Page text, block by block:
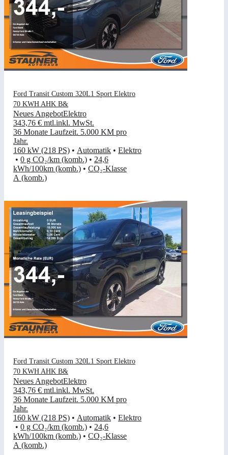
Ford Transit Custom 320L1 Sport Elektro
70 KWH AHK B&
Neues AngebotElektro
343,76 € mtl.inkl. MwSt.
36 Monate Laufzeit. 5.000 KM pro
Jahr.
160 kW (218 PS) • Automatik • Elektro
• 0 g CO₂/km (komb.) • 24,6
kWh/100km (komb.) • CO₂-Klasse
A (komb.)
Ford Transit Custom 320L1 Sport Elektro
70 KWH AHK B&
Neues AngebotElektro
343,76 € mtl.inkl. MwSt.
36 Monate Laufzeit. 5.000 KM pro
Jahr.
160 kW (218 PS) • Automatik • Elektro
• 0 g CO₂/km (komb.) • 24,6
kWh/100km (komb.) • CO₂-Klasse
A (komb.)